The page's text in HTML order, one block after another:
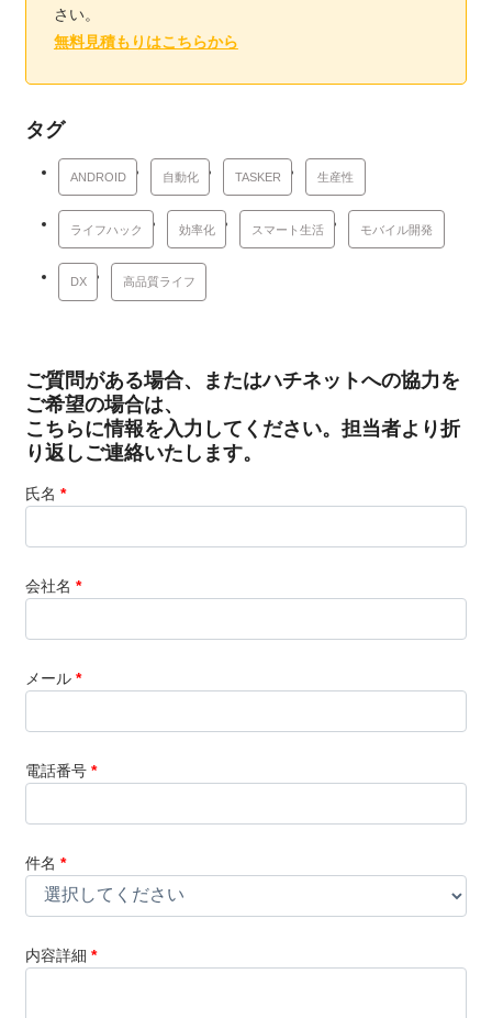
さい。
無料見積もりはこちらから
タグ
ANDROID 自動化 TASKER 生産性
ライフハック 効率化 スマート生活 モバイル開発
DX 高品質ライフ
ご質問がある場合、またはハチネットへの協力を
ご希望の場合は、
こちらに情報を入力してください。担当者より折
り返しご連絡いたします。
氏名 *
会社名 *
メール *
電話番号 *
件名 *
内容詳細 *